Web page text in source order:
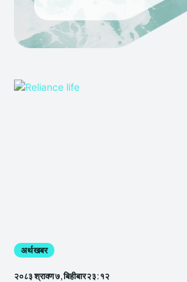
अर्थ खबर
२०८३ श्रावण ७, बिहीबार २३:१२